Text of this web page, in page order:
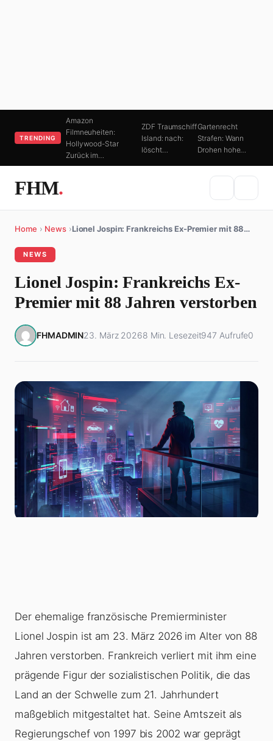
TRENDING
Amazon
Filmneuheiten:
Hollywood-Star
Zurück im…
ZDF Traumschiff
Island: nach:
löscht…
Gartenrecht
Strafen: Wann
Drohen hohe…
FHM.
Home › News ›Lionel Jospin: Frankreichs Ex-Premier mit 88…
NEWS
Lionel Jospin: Frankreichs Ex-
Premier mit 88 Jahren verstorben
FHMADMIN23. März 20268 Min. Lesezeit947 Aufrufe0
Der ehemalige französische Premierminister
Lionel Jospin ist am 23. März 2026 im Alter von 88
Jahren verstorben. Frankreich verliert mit ihm eine
prägende Figur der sozialistischen Politik, die das
Land an der Schwelle zum 21. Jahrhundert
maßgeblich mitgestaltet hat. Seine Amtszeit als
Regierungschef von 1997 bis 2002 war geprägt